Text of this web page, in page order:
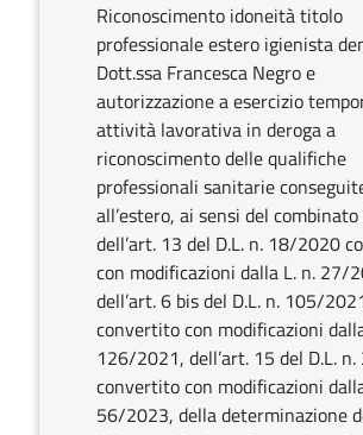
Riconoscimento idoneità titolo
professionale estero igienista
Dott.ssa Francesca Negro e
autorizzazione a esercizio
attività lavorativa in deroga a
riconoscimento delle qualifiche
professionali sanitarie
all’estero, ai sensi del
dell’art. 13 del D.L. n. 18/2020
con modificazioni dalla L. n. 27/
dell’art. 6 bis del D.L. n. 105/
convertito con modificazioni
126/2021, dell’art. 15 del D.L.
convertito con modificazioni
56/2023, della determinazione